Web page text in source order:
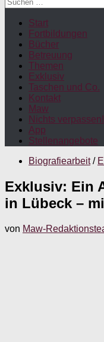
nach:
Start
Fortbildungen
Bücher
Betreuung
Themen
Exklusiv
Taschen und Co.
Kontakt
Maw
Nichts verpassen!
App
Stellenangebote
Biografiearbeit /
Exklusiv: Ein
in Lübeck –
von Maw-